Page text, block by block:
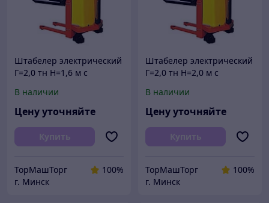
Штабелер электрический
Г=2,0 тн Н=1,6 м с
полуэлектрический
электроштабелер
В наличии
Цену уточняйте
Купить
ТорМашТорг
100%
г. Минск
Штабелер электрический
Г=2,0 тн Н=2,0 м с
полуэлектрический
электроштабелер
В наличии
Цену уточняйте
Купить
ТорМашТорг
100%
г. Минск